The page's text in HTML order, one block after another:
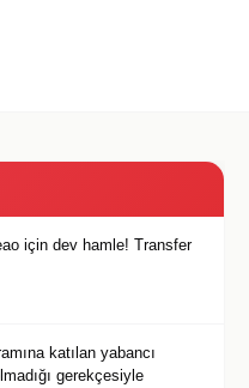
için dev hamle! Transfer
katılan yabancı
gerekçesiyle